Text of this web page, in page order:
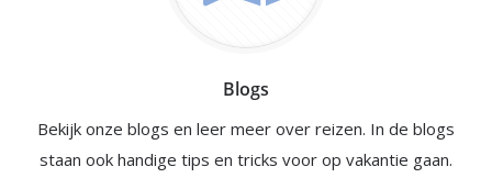
Blogs
Bekijk onze blogs en leer meer over reizen. In de blogs
staan ook handige tips en tricks voor op vakantie gaan.